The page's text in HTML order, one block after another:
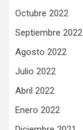
Octubre 2022
Septiembre 2022
Agosto 2022
Julio 2022
Abril 2022
Enero 2022